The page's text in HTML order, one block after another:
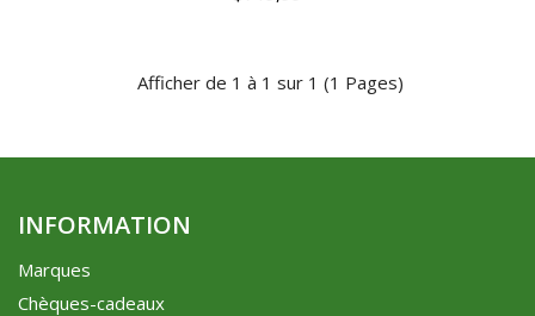
Afficher de 1 à 1 sur 1 (1 Pages)
INFORMATION
Marques
Chèques-cadeaux